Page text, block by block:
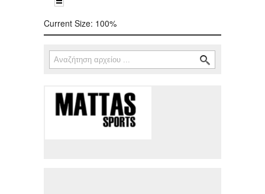
Current Size: 100%
Φόρμα αναζήτησης
Αναζήτηση